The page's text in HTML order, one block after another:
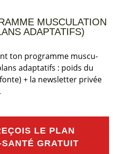
MUSCULATION
ADAPTATIFS)
ton programme muscu-
adaptatifs : poids du
+ la newsletter privée
LE PLAN
SANTÉ GRATUIT